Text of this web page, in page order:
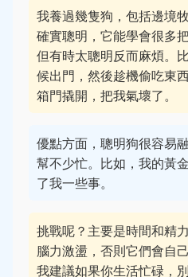
我養過幾隻狗，包括邊境
確實聰明，它能學會很多
但有時太聰明反而麻煩。
候出門，然後趁機偷吃東
箱門撬開，把我氣壞了。
優點方面，聰明狗很容易
幫不少忙。比如，我的黃
了我一些事。
挑戰呢？主要是時間和精
腦力激盪，否則它們會自
我建議如果你生活忙碌，